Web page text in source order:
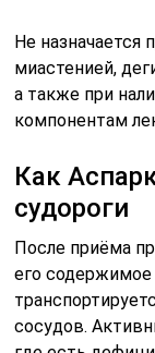
Не назначается
миастенией,
а также при
компонентам
Как
судороги
После приёма
его
сосудов.